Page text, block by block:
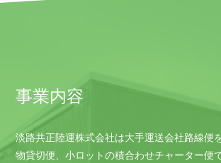
事業内容
淡路共正陸運株式会社は大手運送会社路線便
物貸切便、小ロットの積合わせチャーター便